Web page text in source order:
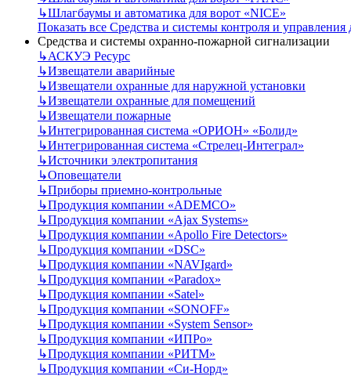
↳Шлагбаумы и автоматика для ворот «NICE»
Показать все Средства и системы контроля и управления
Средства и системы охранно-пожарной сигнализации
↳АСКУЭ Ресурс
↳Извещатели аварийные
↳Извещатели охранные для наружной установки
↳Извещатели охранные для помещений
↳Извещатели пожарные
↳Интегрированная система «ОРИОН» «Болид»
↳Интегрированная система «Стрелец-Интеграл»
↳Источники электропитания
↳Оповещатели
↳Приборы приемно-контрольные
↳Продукция компании «ADEMCO»
↳Продукция компании «Ajax Systems»
↳Продукция компании «Apollo Fire Detectors»
↳Продукция компании «DSC»
↳Продукция компании «NAVIgard»
↳Продукция компании «Paradox»
↳Продукция компании «Satel»
↳Продукция компании «SONOFF»
↳Продукция компании «System Sensor»
↳Продукция компании «ИПРо»
↳Продукция компании «РИТМ»
↳Продукция компании «Си-Норд»